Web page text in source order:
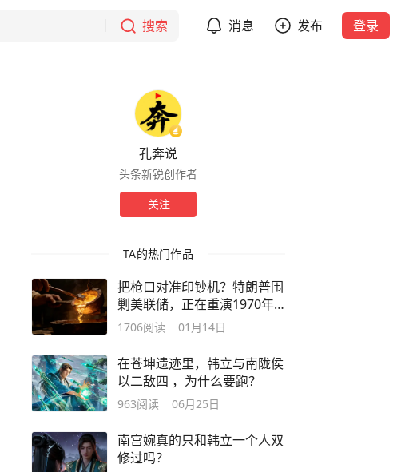
搜索 消息 发布 登录
孔奔说
头条新锐创作者
关注
TA的热门作品
把枪口对准印钞机？特朗普围
剿美联储，正在重演1970年
的噩梦！
1706阅读 01月14日
在苍坤遗迹里，韩立与南陇侯
以二敌四 ，为什么要跑？
963阅读 06月25日
南宫婉真的只和韩立一个人双
修过吗？